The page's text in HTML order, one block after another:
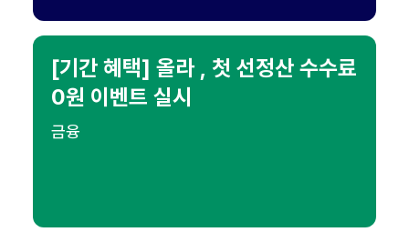
[기간 혜택] 올라 , 첫 선정산 수수료
0원 이벤트 실시
금융